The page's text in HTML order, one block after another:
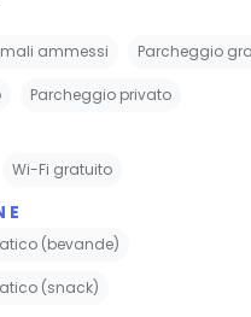
ammessi Parcheggio
Parcheggio privato
Wi-Fi gratuito
(bevande)
(snack)